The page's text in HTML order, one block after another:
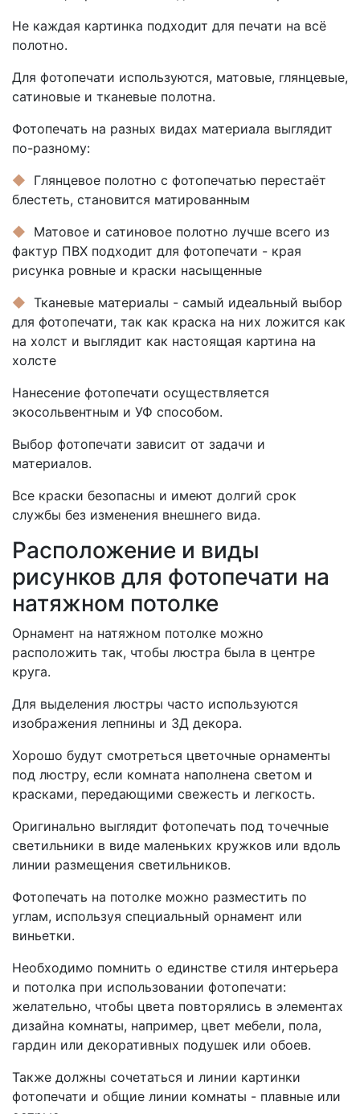
Не каждая картинка подходит для печати на всё
полотно.
Для фотопечати используются, матовые, глянцевые,
сатиновые и тканевые полотна.
Фотопечать на разных видах материала выглядит
по-разному:
◆ Глянцевое полотно с фотопечатью перестаёт
блестеть, становится матированным
◆ Матовое и сатиновое полотно лучше всего из
фактур ПВХ подходит для фотопечати - края
рисунка ровные и краски насыщенные
◆ Тканевые материалы - самый идеальный выбор
для фотопечати, так как краска на них ложится как
на холст и выглядит как настоящая картина на
холсте
Нанесение фотопечати осуществляется
экосольвентным и УФ способом.
Выбор фотопечати зависит от задачи и
материалов.
Все краски безопасны и имеют долгий срок
службы без изменения внешнего вида.
Расположение и виды
рисунков для фотопечати на
натяжном потолке
Орнамент на натяжном потолке можно
расположить так, чтобы люстра была в центре
круга.
Для выделения люстры часто используются
изображения лепнины и 3Д декора.
Хорошо будут смотреться цветочные орнаменты
под люстру, если комната наполнена светом и
красками, передающими свежесть и легкость.
Оригинально выглядит фотопечать под точечные
светильники в виде маленьких кружков или вдоль
линии размещения светильников.
Фотопечать на потолке можно разместить по
углам, используя специальный орнамент или
виньетки.
Необходимо помнить о единстве стиля интерьера
и потолка при использовании фотопечати:
желательно, чтобы цвета повторялись в элементах
дизайна комнаты, например, цвет мебели, пола,
гардин или декоративных подушек или обоев.
Также должны сочетаться и линии картинки
фотопечати и общие линии комнаты - плавные или